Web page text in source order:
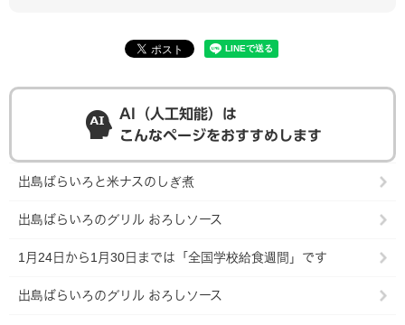
AI（人工知能）は
こんなページをおすすめします
出島ばらいろと米ナスのしぎ煮
出島ばらいろのグリル おろしソース
1月24日から1月30日までは「全国学校給食週間」です
出島ばらいろのグリル おろしソース